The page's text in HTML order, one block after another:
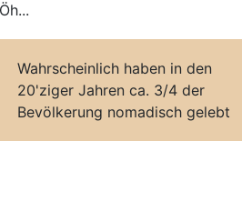
Öh...
Wahrscheinlich haben in den
20'ziger Jahren ca. 3/4 der
Bevölkerung nomadisch gelebt